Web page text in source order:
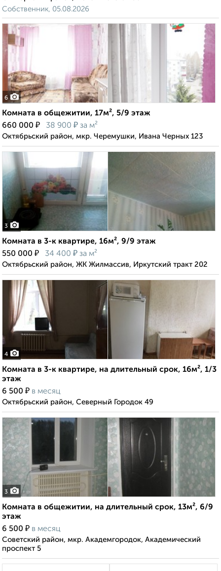
Собственник, 05.08.2026
6
Комната в общежитии, 17м², 5/9 этаж
660 000 ₽ 38 900 ₽ за м²
Октябрьский район, мкр. Черемушки, Ивана Черных 123
3
Комната в 3-к квартире, 16м², 9/9 этаж
550 000 ₽ 34 400 ₽ за м²
Октябрьский район, ЖК Жилмассив, Иркутский тракт 202
4
Комната в 3-к квартире, на длительный срок, 16м², 1/3
этаж
6 500 ₽ в месяц
Октябрьский район, Северный Городок 49
3
Комната в общежитии, на длительный срок, 13м², 6/9
этаж
6 500 ₽ в месяц
Советский район, мкр. Академгородок, Академический
проспект 5